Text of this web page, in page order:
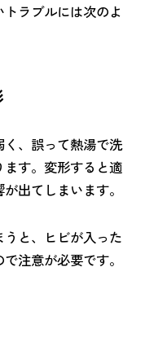
ラブルには次のよ
、誤って熱湯で洗
す。変形すると適
出てしまいます。
と、ヒビが入った
注意が必要です。